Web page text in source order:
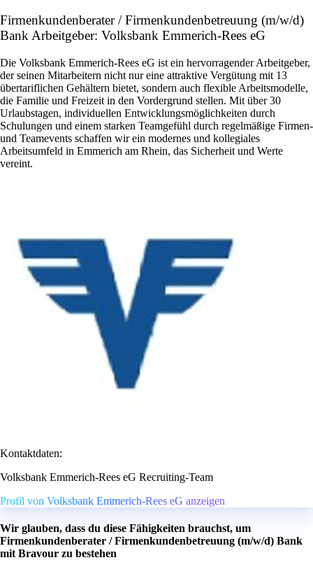
Firmenkundenberater / Firmenkundenbetreuung (m/w/d)
Bank Arbeitgeber: Volksbank Emmerich-Rees eG
Die Volksbank Emmerich-Rees eG ist ein hervorragender Arbeitgeber,
der seinen Mitarbeitern nicht nur eine attraktive Vergütung mit 13
übertariflichen Gehältern bietet, sondern auch flexible Arbeitsmodelle,
die Familie und Freizeit in den Vordergrund stellen. Mit über 30
Urlaubstagen, individuellen Entwicklungsmöglichkeiten durch
Schulungen und einem starken Teamgefühl durch regelmäßige Firmen-
und Teamevents schaffen wir ein modernes und kollegiales
Arbeitsumfeld in Emmerich am Rhein, das Sicherheit und Werte
vereint.
Kontaktdaten:
Volksbank Emmerich-Rees eG Recruiting-Team
Profil von Volksbank Emmerich-Rees eG anzeigen
Wir glauben, dass du diese Fähigkeiten brauchst, um
Firmenkundenberater / Firmenkundenbetreuung (m/w/d) Bank
mit Bravour zu bestehen